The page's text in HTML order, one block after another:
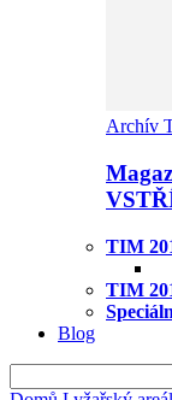
Archív
TIM
TIM
Blog